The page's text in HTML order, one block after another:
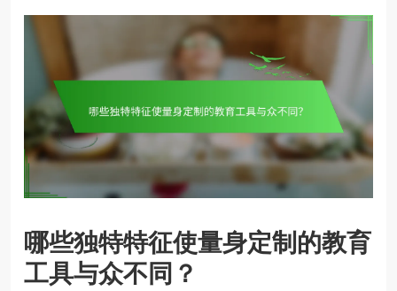
哪些独特特征使量身定制的教育
工具与众不同？